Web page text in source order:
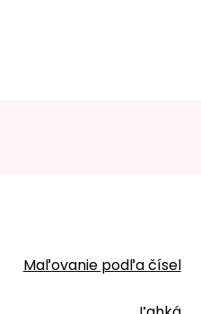
Maľovanie podľa čísel